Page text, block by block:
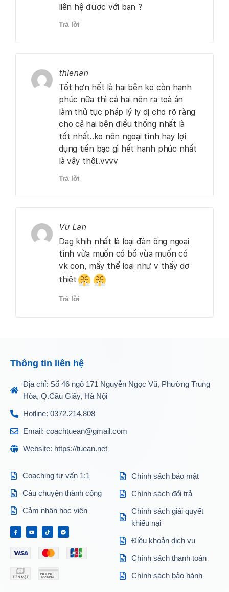
liên hệ được với bạn ?
Trả lời
thienan
Tốt hơn hết là hai bên ko còn hạnh
phúc nữa thì cả hai nên ra toà án
làm thủ tục pháp lý ly dị cho rõ ràng
cho cả hai bên điều thống nhất là
tốt nhất..ko nên ngoại tình hay lợi
dụng tiền bạc gì hết hạnh phúc nhất
là vậy thôi..vvvv
Trả lời
Vu Lan
Dag khih nhất là loại đàn ông ngoại
tình vừa muốn có bồ vừa muốn có
vk con, mấy thể loại như v thấy dơ
thiệt
Trả lời
Thông tin liên hệ
Địa chỉ: Số 46 ngõ 171 Nguyễn Ngọc Vũ, Phường Trung
Hòa, Q.Cầu Giấy, Hà Nội
Hotline: 0372.214.808
Email: coachtuean@gmail.com
Website: https://tuean.net
Coaching tư vấn 1:1
Câu chuyện thành công
Cảm nhận học viên
INTERNET
BANKING
Chính sách bảo mật
Chính sách đổi trả
Chính sách giải quyết
khiếu nại
Điều khoản dịch vụ
Chính sách thanh toán
Chính sách bảo hành